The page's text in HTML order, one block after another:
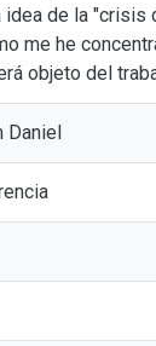
de la "crisis
me he
objeto del
Daniel